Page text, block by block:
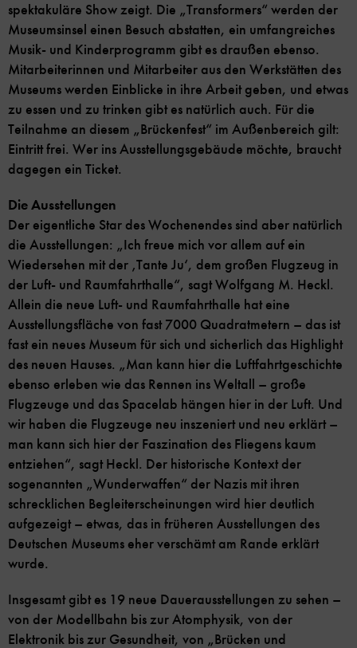
spektakuläre Show zeigt. Die „Transformers“ werden der
Museumsinsel einen Besuch abstatten, ein umfangreiches
Musik- und Kinderprogramm gibt es draußen ebenso.
Mitarbeiterinnen und Mitarbeiter aus den Werkstätten des
Museums werden Einblicke in ihre Arbeit geben, und etwas
zu essen und zu trinken gibt es natürlich auch. Für die
Teilnahme an diesem „Brückenfest“ im Außenbereich gilt:
Eintritt frei. Wer ins Ausstellungsgebäude möchte, braucht
dagegen ein Ticket.
Die Ausstellungen
Der eigentliche Star des Wochenendes sind aber natürlich
die Ausstellungen: „Ich freue mich vor allem auf ein
Wiedersehen mit der ‚Tante Ju‘, dem großen Flugzeug in
der Luft- und Raumfahrthalle“, sagt Wolfgang M. Heckl.
Allein die neue Luft- und Raumfahrthalle hat eine
Ausstellungsfläche von fast 7000 Quadratmetern – das ist
fast ein neues Museum für sich und sicherlich das Highlight
des neuen Hauses. „Man kann hier die Luftfahrtgeschichte
ebenso erleben wie das Rennen ins Weltall – große
Flugzeuge und das Spacelab hängen hier in der Luft. Und
wir haben die Flugzeuge neu inszeniert und neu erklärt –
man kann sich hier der Faszination des Fliegens kaum
entziehen“, sagt Heckl. Der historische Kontext der
sogenannten „Wunderwaffen“ der Nazis mit ihren
schrecklichen Begleiterscheinungen wird hier deutlich
aufgezeigt – etwas, das in früheren Ausstellungen des
Deutschen Museums eher verschämt am Rande erklärt
wurde.
Insgesamt gibt es 19 neue Dauerausstellungen zu sehen –
von der Modellbahn bis zur Atomphysik, von der
Elektronik bis zur Gesundheit, von „Brücken und